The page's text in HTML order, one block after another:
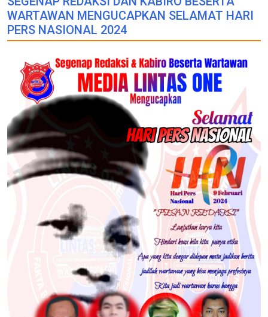
WARTAWAN MENGUCAPKAN SELAMAT HARI
PERS NASIONAL 2024